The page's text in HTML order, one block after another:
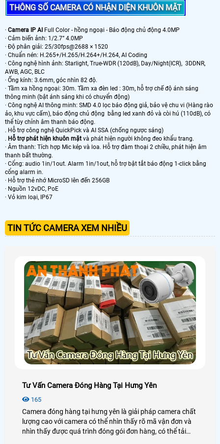
THÔNG SỐ CAMERA CÓ NHẬN DIỆN KHUÔN MẶT
· Camera IP AI Full Color - hồng ngoại - Báo động chủ động 4.0MP
· Cảm biến ảnh: 1/2.7” 4.0MP
· Độ phân giải: 25/30fps@2688 × 1520
· Chuẩn nén: H.265+/H.265/H.264+/H.264, AI Coding
· Công nghệ hình ảnh: Starlight, True-WDR (120dB), Day/Night(ICR), 3DDNR,
AWB, AGC, BLC
· Ống kính: 3.6mm, góc nhìn 82 độ.
· Tầm xa hồng ngoại: 30m. Tầm xa đèn led : 30m, hỗ trợ chế độ ánh sáng
thông minh (bật ánh sáng khi có chuyển động)
· Công nghệ AI thông minh: SMD 4.0 lọc báo động giả, bảo vệ chu vi (Hàng rào
ảo, khu vực cấm), báo động chủ động bằng led xanh đỏ và còi hú (110dB), có
thể tùy chỉnh âm thanh báo động.
. Hỗ trợ công nghệ QuickPick và AI SSA (chống ngược sáng)
. Hỗ trợ phát hiện khuôn mặt và phát hiện người không đeo khẩu trang.
· Âm thanh: Tích hợp Mic kép và loa. Hỗ trợ đàm thoại 2 chiều, phát hiện âm
thanh bất thường.
· Cổng: audio 1in/1out. Alarm 1in/1out, hỗ trợ bật tắt báo động 1-click bằng
cổng alarm in.
· Hỗ trợ thẻ nhớ MicroSD lên đến 256GB
· Nguồn 12vDC, PoE
· Vỏ kim loại, IP67
TIN TỨC CAMERA XEM NHIỀU
Tư Vấn Camera Đóng Hàng Tại Hưng Yên
165
Camera đóng hàng tại hưng yên là giải pháp camera chất
lượng cao với camera có thể nhìn thấy rõ mã vận đơn và
nhìn thấy được quá trình đóng gói đơn hàng, có thể tải